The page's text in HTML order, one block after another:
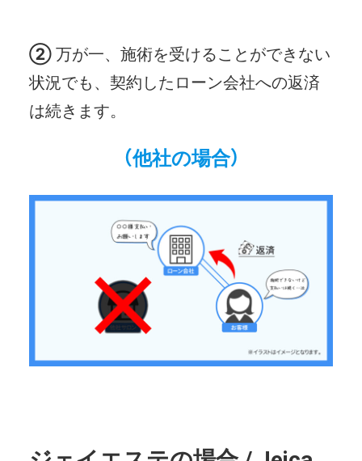
➁万が一、施術を受けることができない
状況でも、契約したローン会社への返済
は続きます。
（他社の場合）